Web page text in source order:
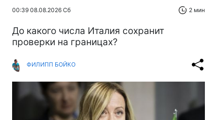
00:39 08.08.2026 Сб 2 мин
До какого числа Италия сохранит
проверки на границах?
ФИЛИПП БОЙКО